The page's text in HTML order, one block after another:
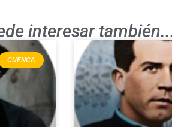
interesar
CUENCA